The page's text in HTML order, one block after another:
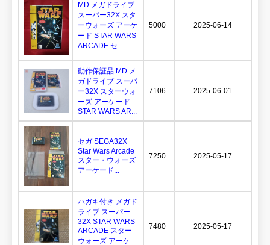
MD メガドライブ
スーパー32X スタ
ーウォーズ アーケ
ード STAR WARS
ARCADE セ...
5000 2025-06-14
動作保証品 MD メ
ガドライブ スーパ
ー32X スターウォ
ーズ アーケード
STAR WARS AR...
7106 2025-06-01
セガ SEGA32X
Star Wars Arcade
スター・ウォーズ
アーケード...
7250 2025-05-17
ハガキ付き メガド
ライブ スーパー
32X STAR WARS
ARCADE スター
ウォーズ アーケ
7480 2025-05-17